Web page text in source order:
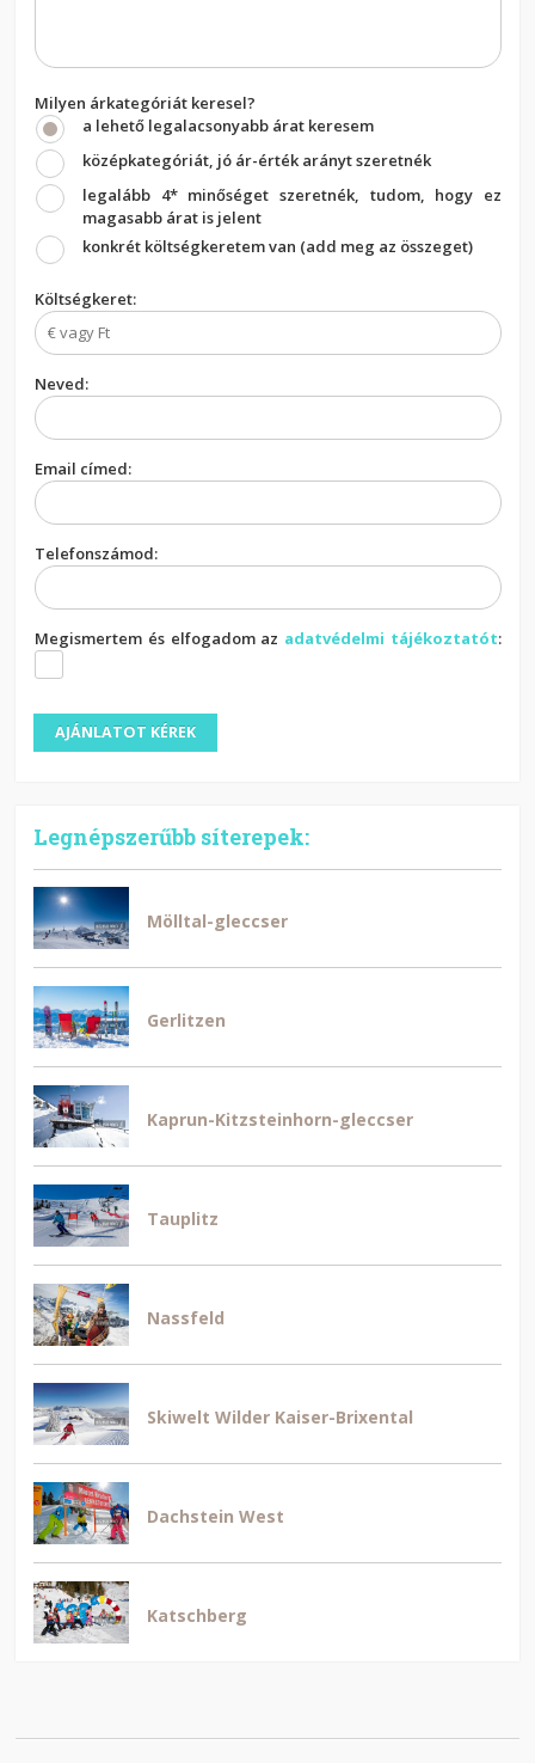
Milyen árkategóriát keresel?
a lehető legalacsonyabb árat keresem
középkategóriát, jó ár-érték arányt szeretnék
legalább 4* minőséget szeretnék, tudom, hogy ez
magasabb árat is jelent
konkrét költségkeretem van (add meg az összeget)
Költségkeret:
Neved:
Email címed:
Telefonszámod:
Megismertem és elfogadom az adatvédelmi tájékoztatót:
Legnépszerűbb síterepek:
Mölltal-gleccser
Gerlitzen
Kaprun-Kitzsteinhorn-gleccser
Tauplitz
Nassfeld
Skiwelt Wilder Kaiser-Brixental
Dachstein West
Katschberg